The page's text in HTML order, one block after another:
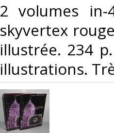
‎2 volumes in-
skyvertex
illustrée. 234
illustrations.